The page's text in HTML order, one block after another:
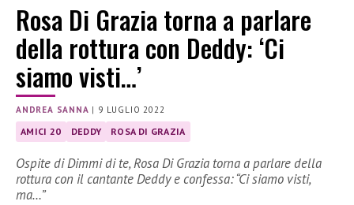
Rosa Di Grazia torna a parlare
della rottura con Deddy: ‘Ci
siamo visti…’
ANDREA SANNA | 9 LUGLIO 2022
AMICI 20 DEDDY ROSA DI GRAZIA
Ospite di Dimmi di te, Rosa Di Grazia torna a parlare della
rottura con il cantante Deddy e confessa: “Ci siamo visti,
ma…”